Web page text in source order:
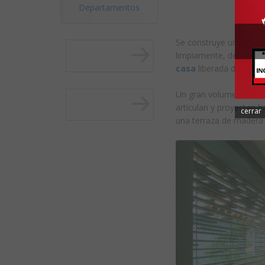
Departamentos
Se construye un
limpiamente,
casa liberada de su
Un gran volumen
articulan y proyectan
una terraza de
cerrar